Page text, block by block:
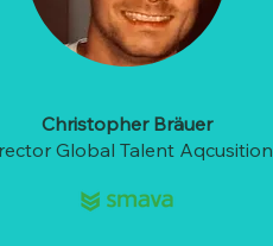
Christopher Bräuer
Global Talent Aqcusition